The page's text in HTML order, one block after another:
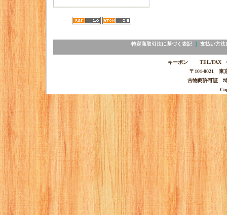
特定商取引法に基づく表記｜ 支払い方法
キーポン TEL/FAX
〒101-0021 東
古物商許可証